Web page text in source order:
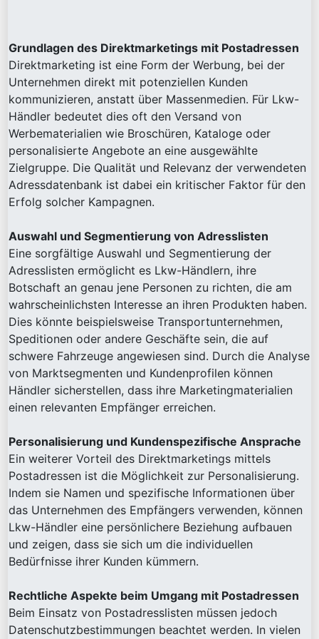
Grundlagen des Direktmarketings mit Postadressen
Direktmarketing ist eine Form der Werbung, bei der
Unternehmen direkt mit potenziellen Kunden
kommunizieren, anstatt über Massenmedien. Für Lkw-
Händler bedeutet dies oft den Versand von
Werbematerialien wie Broschüren, Kataloge oder
personalisierte Angebote an eine ausgewählte
Zielgruppe. Die Qualität und Relevanz der verwendeten
Adressdatenbank ist dabei ein kritischer Faktor für den
Erfolg solcher Kampagnen.
Auswahl und Segmentierung von Adresslisten
Eine sorgfältige Auswahl und Segmentierung der
Adresslisten ermöglicht es Lkw-Händlern, ihre
Botschaft an genau jene Personen zu richten, die am
wahrscheinlichsten Interesse an ihren Produkten haben.
Dies könnte beispielsweise Transportunternehmen,
Speditionen oder andere Geschäfte sein, die auf
schwere Fahrzeuge angewiesen sind. Durch die Analyse
von Marktsegmenten und Kundenprofilen können
Händler sicherstellen, dass ihre Marketingmaterialien
einen relevanten Empfänger erreichen.
Personalisierung und Kundenspezifische Ansprache
Ein weiterer Vorteil des Direktmarketings mittels
Postadressen ist die Möglichkeit zur Personalisierung.
Indem sie Namen und spezifische Informationen über
das Unternehmen des Empfängers verwenden, können
Lkw-Händler eine persönlichere Beziehung aufbauen
und zeigen, dass sie sich um die individuellen
Bedürfnisse ihrer Kunden kümmern.
Rechtliche Aspekte beim Umgang mit Postadressen
Beim Einsatz von Postadresslisten müssen jedoch
Datenschutzbestimmungen beachtet werden. In vielen